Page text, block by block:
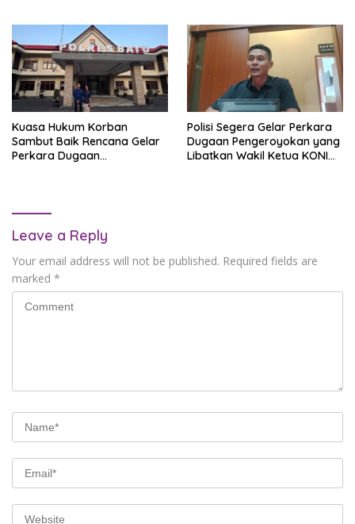
Kuasa Hukum Korban
Sambut Baik Rencana Gelar
Perkara Dugaan
Polisi Segera Gelar Perkara
Dugaan Pengeroyokan yang
Libatkan Wakil Ketua KONI
Leave a Reply
Your email address will not be published. Required fields are
marked *